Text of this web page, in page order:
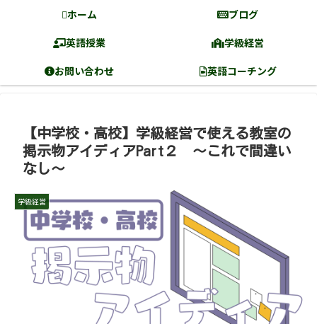
ホーム
ブログ
英語授業
学級経営
お問い合わせ
英語コーチング
【中学校・高校】学級経営で使える教室の
掲示物アイディアPart２ 〜これで間違い
なし〜
学級経営